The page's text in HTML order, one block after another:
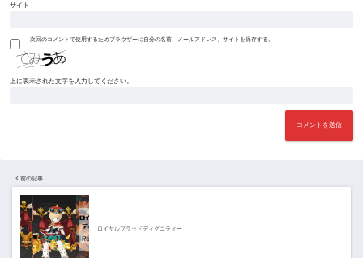
サイト
次回のコメントで使用するためブラウザーに自分の名前、メールアドレス、サイトを保存する。
上に表示された文字を入力してください。
前の記事
ロイヤルブラッドディグニティー